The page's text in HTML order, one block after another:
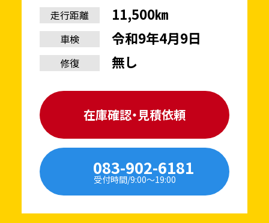
走行距離 11,500㎞
車検 令和9年4月9日
修復 無し
在庫確認・見積依頼
083-902-6181
受付時間/9:00〜19:00